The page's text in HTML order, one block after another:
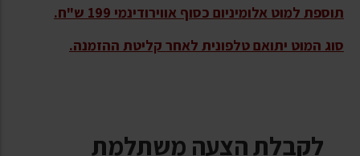
תוספת למוט אלומיניום כסוף אווירודינמי 199 ש"ח.
סוג המוט יתואם טלפונית לאחר קליטת ההזמנה.
לקבלת הצעה משתלמת